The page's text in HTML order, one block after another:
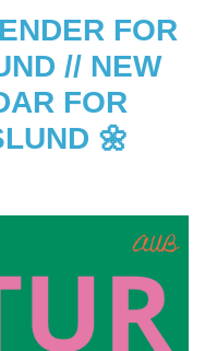
FOR
// NEW
FOR
🌼